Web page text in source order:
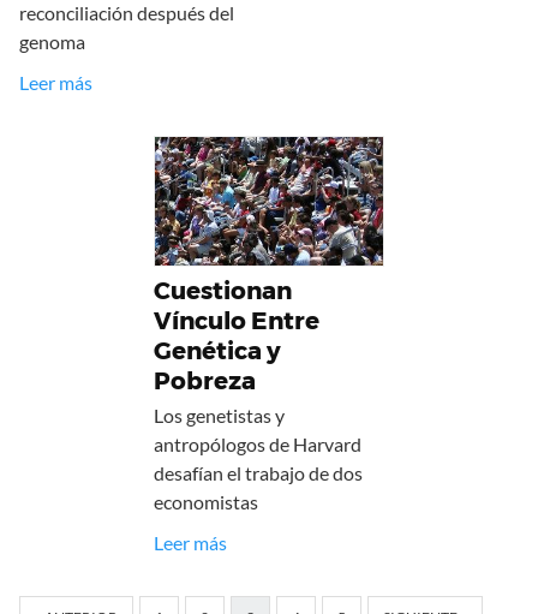
reconciliación después del
genoma
Leer más
Cuestionan
Vínculo Entre
Genética y
Pobreza
Los genetistas y
antropólogos de Harvard
desafían el trabajo de dos
economistas
Leer más